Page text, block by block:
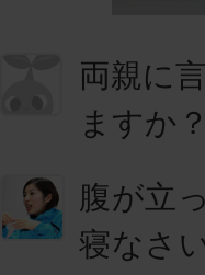
両親に
ますか？
腹が立
寝なさ